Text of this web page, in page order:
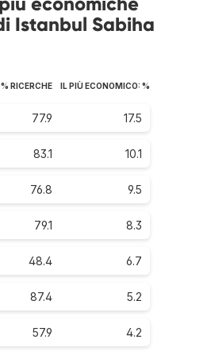
Istanbul Sabiha
% RICERCHE IL PIÙ ECONOMICO: %
77.9 17.5
83.1 10.1
76.8 9.5
79.1 8.3
48.4 6.7
87.4 5.2
57.9 4.2